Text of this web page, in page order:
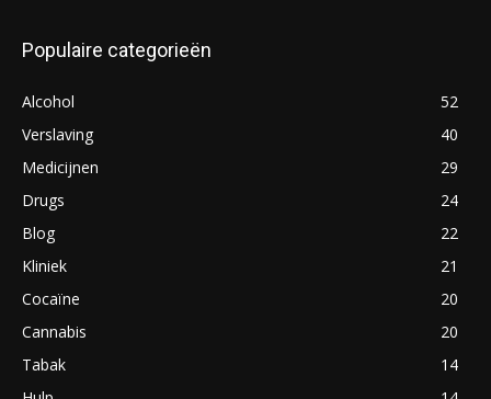
Populaire categorieën
Alcohol
52
Verslaving
40
Medicijnen
29
Drugs
24
Blog
22
Kliniek
21
Cocaïne
20
Cannabis
20
Tabak
14